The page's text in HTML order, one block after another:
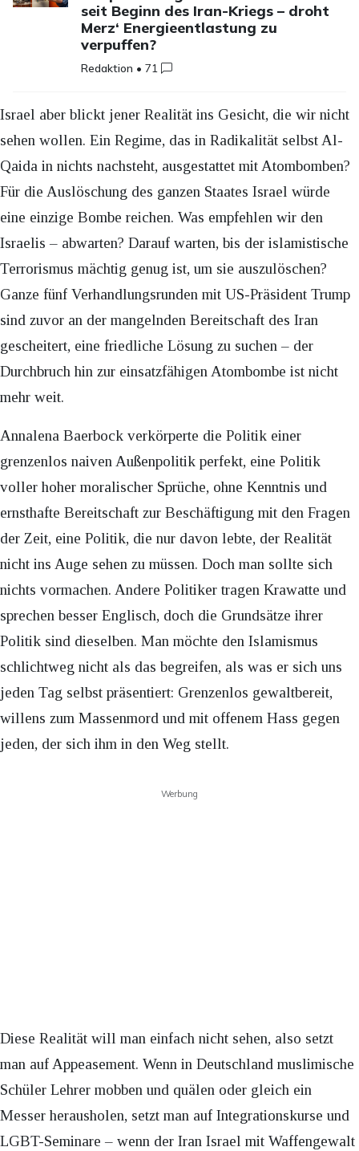
seit Beginn des Iran-Kriegs – droht
Merz‘ Energieentlastung zu
verpuffen?
Redaktion •71
Israel aber blickt jener Realität ins Gesicht, die wir nicht
sehen wollen. Ein Regime, das in Radikalität selbst Al-
Qaida in nichts nachsteht, ausgestattet mit Atombomben?
Für die Auslöschung des ganzen Staates Israel würde
eine einzige Bombe reichen. Was empfehlen wir den
Israelis – abwarten? Darauf warten, bis der islamistische
Terrorismus mächtig genug ist, um sie auszulöschen?
Ganze fünf Verhandlungsrunden mit US-Präsident Trump
sind zuvor an der mangelnden Bereitschaft des Iran
gescheitert, eine friedliche Lösung zu suchen – der
Durchbruch hin zur einsatzfähigen Atombombe ist nicht
mehr weit.
Annalena Baerbock verkörperte die Politik einer
grenzenlos naiven Außenpolitik perfekt, eine Politik
voller hoher moralischer Sprüche, ohne Kenntnis und
ernsthafte Bereitschaft zur Beschäftigung mit den Fragen
der Zeit, eine Politik, die nur davon lebte, der Realität
nicht ins Auge sehen zu müssen. Doch man sollte sich
nichts vormachen. Andere Politiker tragen Krawatte und
sprechen besser Englisch, doch die Grundsätze ihrer
Politik sind dieselben. Man möchte den Islamismus
schlichtweg nicht als das begreifen, als was er sich uns
jeden Tag selbst präsentiert: Grenzenlos gewaltbereit,
willens zum Massenmord und mit offenem Hass gegen
jeden, der sich ihm in den Weg stellt.
Werbung
Diese Realität will man einfach nicht sehen, also setzt
man auf Appeasement. Wenn in Deutschland muslimische
Schüler Lehrer mobben und quälen oder gleich ein
Messer herausholen, setzt man auf Integrationskurse und
LGBT-Seminare – wenn der Iran Israel mit Waffengewalt